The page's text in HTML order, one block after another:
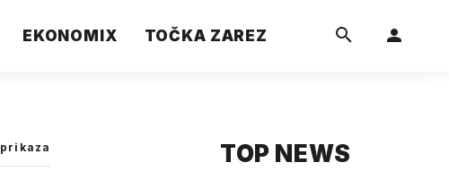
EKONOMIX TOČKA ZAREZ
prikaza TOP NEWS